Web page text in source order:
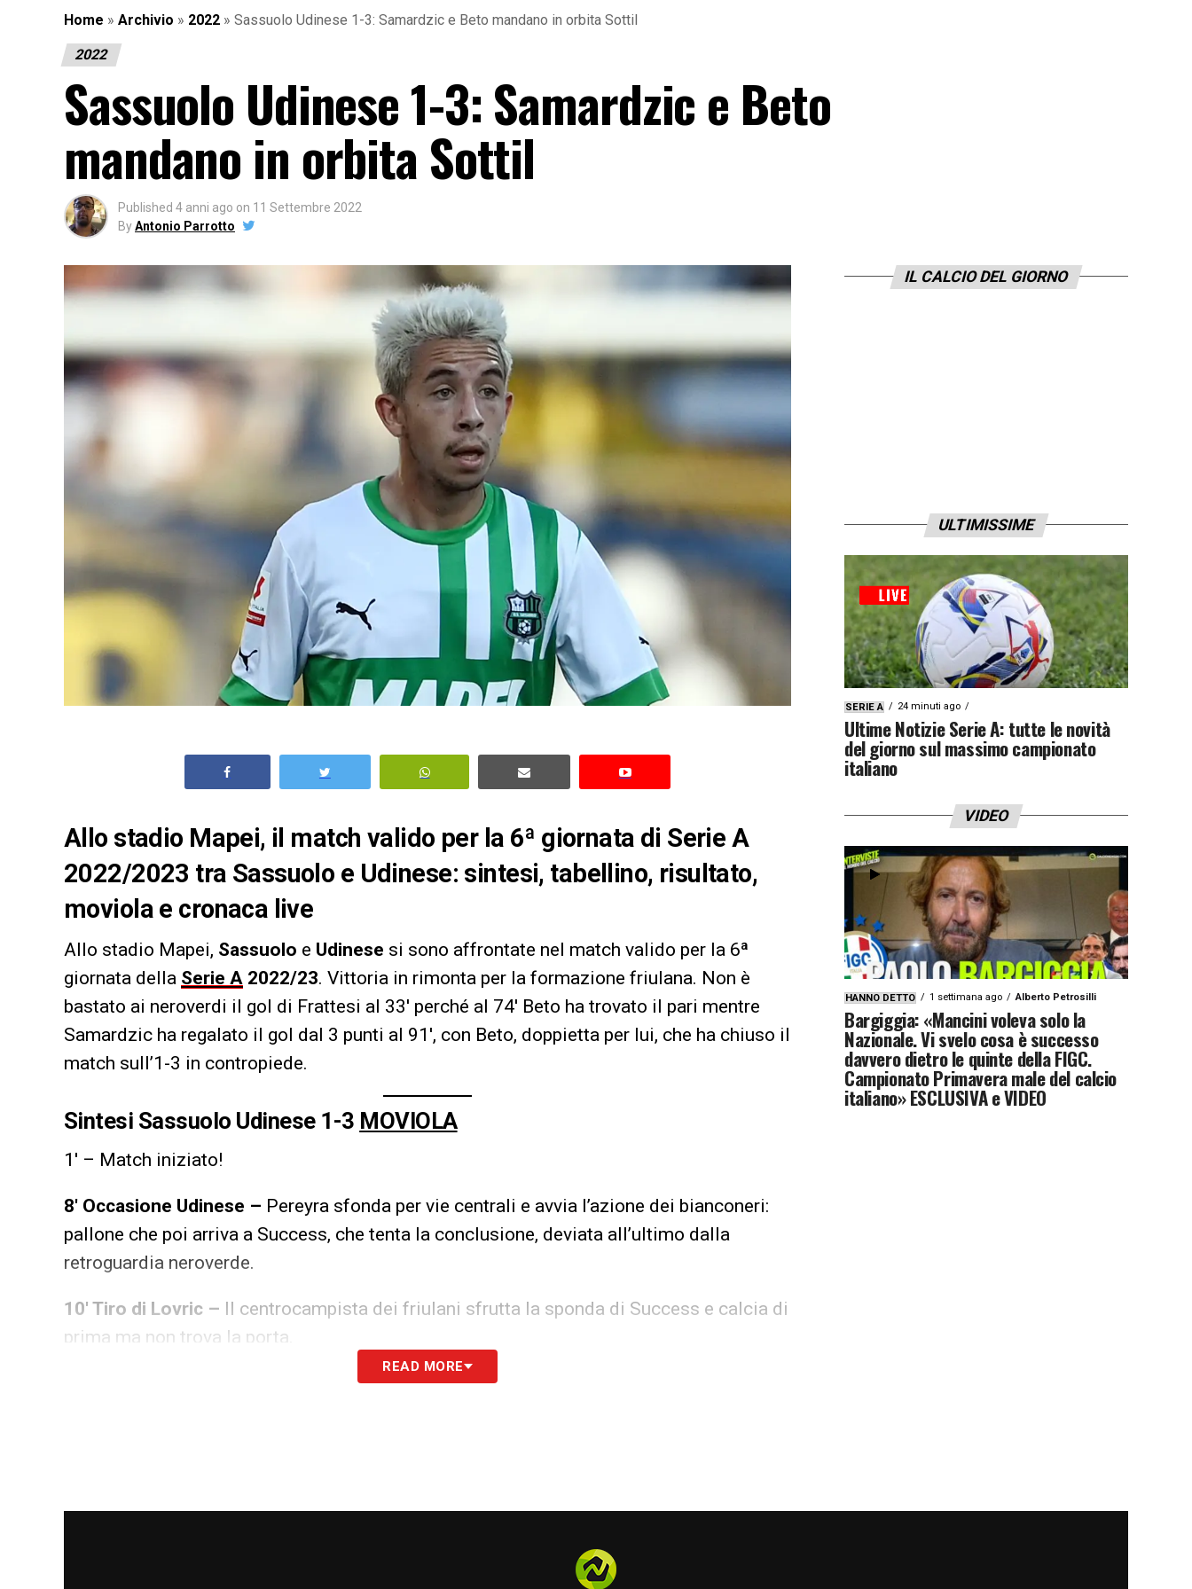
Home » Archivio » 2022 » Sassuolo Udinese 1-3: Samardzic e Beto mandano in orbita Sottil
2022
Sassuolo Udinese 1-3: Samardzic e Beto
mandano in orbita Sottil
Published 4 anni ago on 11 Settembre 2022
ByAntonio Parrotto
Allo stadio Mapei, il match valido per la 6ª giornata di Serie A
2022/2023 tra Sassuolo e Udinese: sintesi, tabellino, risultato,
moviola e cronaca live
Allo stadio Mapei, Sassuolo e Udinese si sono affrontate nel match valido per la 6ª
giornata della Serie A 2022/23. Vittoria in rimonta per la formazione friulana. Non è
bastato ai neroverdi il gol di Frattesi al 33′ perché al 74′ Beto ha trovato il pari mentre
Samardzic ha regalato il gol dal 3 punti al 91′, con Beto, doppietta per lui, che ha chiuso il
match sull’1-3 in contropiede.
Sintesi Sassuolo Udinese 1-3 MOVIOLA
1′ – Match iniziato!
8′ Occasione Udinese – Pereyra sfonda per vie centrali e avvia l’azione dei bianconeri:
pallone che poi arriva a Success, che tenta la conclusione, deviata all’ultimo dalla
retroguardia neroverde.
10′ Tiro di Lovric – Il centrocampista dei friulani sfrutta la sponda di Success e calcia di
prima ma non trova la porta.
Calcio d’angolo da sinistra, spizzata di Pereyra e ottimo
fondo ma non è preciso nella rifinitura. Sulla ripartenza bianconeri pericolosi: Success,
READ MORE
IL CALCIO DEL GIORNO
ULTIMISSIME
SERIE A 24 minuti ago
Ultime Notizie Serie A: tutte le novità
del giorno sul massimo campionato
italiano
VIDEO
HANNO DETTO 1 settimana ago Alberto Petrosilli
Bargiggia: «Mancini voleva solo la
Nazionale. Vi svelo cosa è successo
davvero dietro le quinte della FIGC.
Campionato Primavera male del calcio
italiano» ESCLUSIVA e VIDEO